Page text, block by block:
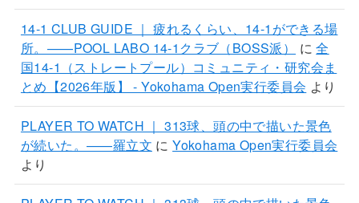
14-1 CLUB GUIDE ｜ 疲れるくらい、14-1ができる場
所。——POOL LABO 14-1クラブ（BOSS派）
に全
国14-1（ストレートプール）コミュニティ・研究会ま
とめ【2026年版】 - Yokohama Open実行委員会 より
PLAYER TO WATCH ｜ 313球、頭の中で描いた景色
が続いた。——羅立文 にYokohama Open実行委員会
より